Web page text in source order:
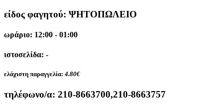
είδος φαγητού: ΨΗΤΟΠΩΛΕΙΟ
ωράριο: 12:00 - 01:00
ιστοσελίδα: -
ελάχιστη παραγγελία: 4.80€
τηλέφωνο/α: 210-8663700,210-8663757